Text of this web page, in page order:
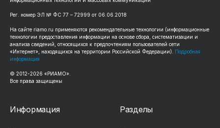
Рег. номер ЭЛ № ФС 77 – 72999 от 06.06.2018
На сайте riamo.ru применяются рекомендательные технологии (информационные
технологии предоставления информации на основе сбора, систематизации и
анализа сведений, относящихся к предпочтениям пользователей сети
«Интернет», находящихся на территории Российской Федерации). Подробная
информация
© 2012-2026 «РИАМО».
Все права защищены
Информация Разделы